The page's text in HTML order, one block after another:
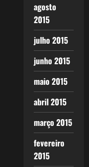
agosto
2015
julho 2015
junho 2015
maio 2015
abril 2015
março 2015
fevereiro
2015